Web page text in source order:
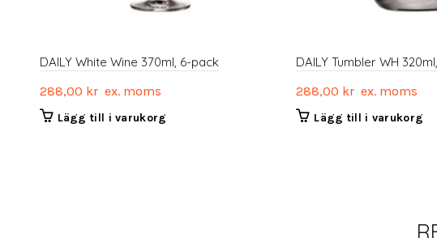
DAILY White Wine 370ml, 6-pack
288,00 krex. moms
Lägg till i varukorg
DAILY Tumbler WH
288,00 kr ex. moms
Lägg till i varukorg